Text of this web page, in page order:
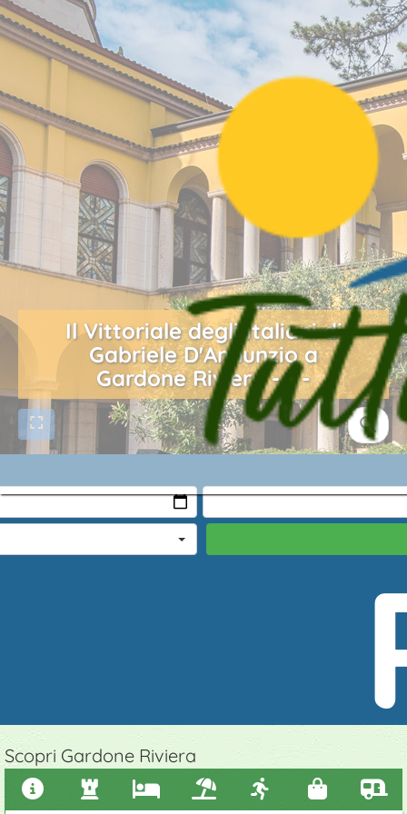
Il Vittoriale degli Italiani di
Gabriele D'Annunzio a
Gardone Riviera - 1 -
Scopri Gardone Riviera